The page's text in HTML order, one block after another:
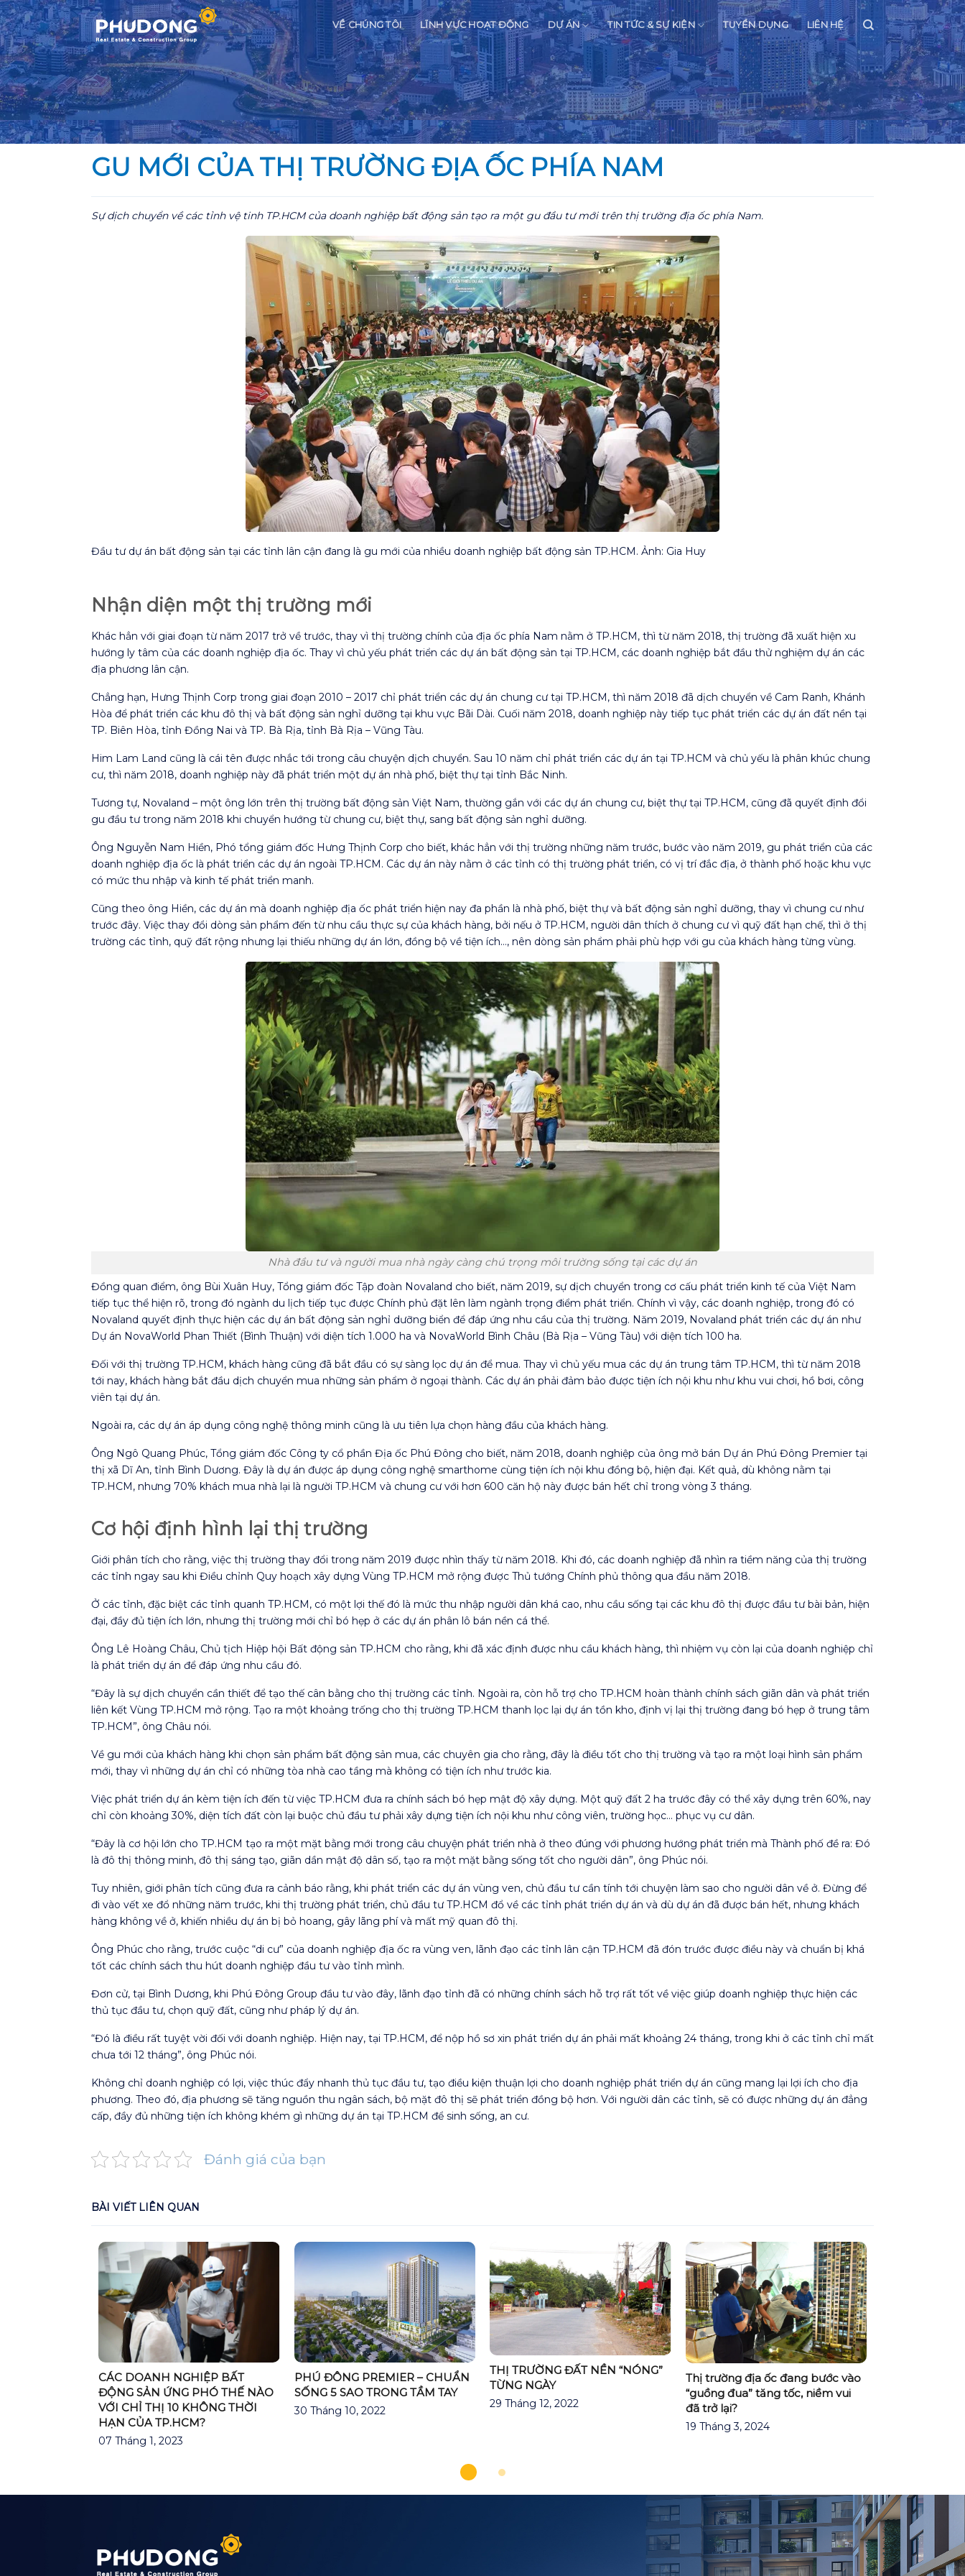
Skip
to
content
VỀ CHÚNG TÔI LĨNH VỰC HOẠT ĐỘNG DỰ ÁN TIN TỨC & SỰ KIỆN TUYỂN DỤNG LIÊN HỆ
GU MỚI CỦA THỊ TRƯỜNG ĐỊA ỐC PHÍA NAM
Sự dịch chuyển về các tỉnh vệ tinh TP.HCM của doanh nghiệp bất động sản tạo ra một gu đầu tư mới trên thị trường địa ốc phía Nam.
Đầu tư dự án bất động sản tại các tỉnh lân cận đang là gu mới của nhiều doanh nghiệp bất động sản TP.HCM. Ảnh: Gia Huy
Nhận diện một thị trường mới
Khác hẳn với giai đoạn từ năm 2017 trở về trước, thay vì thị trường chính của địa ốc phía Nam nằm ở TP.HCM, thì từ năm 2018, thị trường đã xuất hiện xu
hướng ly tâm của các doanh nghiệp địa ốc. Thay vì chủ yếu phát triển các dự án bất động sản tại TP.HCM, các doanh nghiệp bắt đầu thử nghiệm dự án các
địa phương lân cận.
Chẳng hạn, Hưng Thịnh Corp trong giai đoạn 2010 – 2017 chỉ phát triển các dự án chung cư tại TP.HCM, thì năm 2018 đã dịch chuyển về Cam Ranh, Khánh
Hòa để phát triển các khu đô thị và bất động sản nghỉ dưỡng tại khu vực Bãi Dài. Cuối năm 2018, doanh nghiệp này tiếp tục phát triển các dự án đất nền tại
TP. Biên Hòa, tỉnh Đồng Nai và TP. Bà Rịa, tỉnh Bà Rịa – Vũng Tàu.
Him Lam Land cũng là cái tên được nhắc tới trong câu chuyện dịch chuyển. Sau 10 năm chỉ phát triển các dự án tại TP.HCM và chủ yếu là phân khúc chung
cư, thì năm 2018, doanh nghiệp này đã phát triển một dự án nhà phố, biệt thự tại tỉnh Bắc Ninh.
Tương tự, Novaland – một ông lớn trên thị trường bất động sản Việt Nam, thường gắn với các dự án chung cư, biệt thự tại TP.HCM, cũng đã quyết định đổi
gu đầu tư trong năm 2018 khi chuyển hướng từ chung cư, biệt thự, sang bất động sản nghỉ dưỡng.
Ông Nguyễn Nam Hiền, Phó tổng giám đốc Hưng Thịnh Corp cho biết, khác hẳn với thị trường những năm trước, bước vào năm 2019, gu phát triển của các
doanh nghiệp địa ốc là phát triển các dự án ngoài TP.HCM. Các dự án này nằm ở các tỉnh có thị trường phát triển, có vị trí đắc địa, ở thành phố hoặc khu vực
có mức thu nhập và kinh tế phát triển manh.
Cũng theo ông Hiền, các dự án mà doanh nghiệp địa ốc phát triển hiện nay đa phần là nhà phố, biệt thự và bất động sản nghỉ dưỡng, thay vì chung cư như
trước đây. Việc thay đổi dòng sản phẩm đến từ nhu cầu thực sự của khách hàng, bởi nếu ở TP.HCM, người dân thích ở chung cư vì quỹ đất hạn chế, thì ở thị
trường các tỉnh, quỹ đất rộng nhưng lại thiếu những dự án lớn, đồng bộ về tiện ích…, nên dòng sản phẩm phải phù hợp với gu của khách hàng từng vùng.
Nhà đầu tư và người mua nhà ngày càng chú trọng môi trường sống tại các dự án
Đồng quan điểm, ông Bùi Xuân Huy, Tổng giám đốc Tập đoàn Novaland cho biết, năm 2019, sự dịch chuyển trong cơ cấu phát triển kinh tế của Việt Nam
tiếp tục thể hiện rõ, trong đó ngành du lịch tiếp tục được Chính phủ đặt lên làm ngành trọng điểm phát triển. Chính vì vậy, các doanh nghiệp, trong đó có
Novaland quyết định thực hiện các dự án bất động sản nghỉ dưỡng biển để đáp ứng nhu cầu của thị trường. Năm 2019, Novaland phát triển các dự án như
Dự án NovaWorld Phan Thiết (Bình Thuận) với diện tích 1.000 ha và NovaWorld Bình Châu (Bà Rịa – Vũng Tàu) với diện tích 100 ha.
Đối với thị trường TP.HCM, khách hàng cũng đã bắt đầu có sự sàng lọc dự án để mua. Thay vì chủ yếu mua các dự án trung tâm TP.HCM, thì từ năm 2018
tới nay, khách hàng bắt đầu dịch chuyển mua những sản phẩm ở ngoại thành. Các dự án phải đảm bảo được tiện ích nội khu như khu vui chơi, hồ bơi, công
viên tại dự án.
Ngoài ra, các dự án áp dụng công nghệ thông minh cũng là ưu tiên lựa chọn hàng đầu của khách hàng.
Ông Ngô Quang Phúc, Tổng giám đốc Công ty cổ phần Địa ốc Phú Đông cho biết, năm 2018, doanh nghiệp của ông mở bán Dự án Phú Đông Premier tại
thị xã Dĩ An, tỉnh Bình Dương. Đây là dự án được áp dụng công nghệ smarthome cùng tiện ích nội khu đồng bộ, hiện đại. Kết quả, dù không nằm tại
TP.HCM, nhưng 70% khách mua nhà lại là người TP.HCM và chung cư với hơn 600 căn hộ này được bán hết chỉ trong vòng 3 tháng.
Cơ hội định hình lại thị trường
Giới phân tích cho rằng, việc thị trường thay đổi trong năm 2019 được nhìn thấy từ năm 2018. Khi đó, các doanh nghiệp đã nhìn ra tiềm năng của thị trường
các tỉnh ngay sau khi Điều chỉnh Quy hoạch xây dựng Vùng TP.HCM mở rộng được Thủ tướng Chính phủ thông qua đầu năm 2018.
Ở các tỉnh, đặc biệt các tỉnh quanh TP.HCM, có một lợi thế đó là mức thu nhập người dân khá cao, nhu cầu sống tại các khu đô thị được đầu tư bài bản, hiện
đại, đầy đủ tiện ích lớn, nhưng thị trường mới chỉ bó hẹp ở các dự án phân lô bán nền cá thể.
Ông Lê Hoàng Châu, Chủ tịch Hiệp hội Bất động sản TP.HCM cho rằng, khi đã xác định được nhu cầu khách hàng, thì nhiệm vụ còn lại của doanh nghiệp chỉ
là phát triển dự án để đáp ứng nhu cầu đó.
“Đây là sự dịch chuyển cần thiết để tạo thế cân bằng cho thị trường các tỉnh. Ngoài ra, còn hỗ trợ cho TP.HCM hoàn thành chính sách giãn dân và phát triển
liên kết Vùng TP.HCM mở rộng. Tạo ra một khoảng trống cho thị trường TP.HCM thanh lọc lại dự án tồn kho, định vị lại thị trường đang bó hẹp ở trung tâm
TP.HCM”, ông Châu nói.
Về gu mới của khách hàng khi chọn sản phẩm bất động sản mua, các chuyên gia cho rằng, đây là điều tốt cho thị trường và tạo ra một loại hình sản phẩm
mới, thay vì những dự án chỉ có những tòa nhà cao tầng mà không có tiện ích như trước kia.
Việc phát triển dự án kèm tiện ích đến từ việc TP.HCM đưa ra chính sách bó hẹp mật độ xây dựng. Một quỹ đất 2 ha trước đây có thể xây dựng trên 60%, nay
chỉ còn khoảng 30%, diện tích đất còn lại buộc chủ đầu tư phải xây dựng tiện ích nội khu như công viên, trường học… phục vụ cư dân.
“Đây là cơ hội lớn cho TP.HCM tạo ra một mặt bằng mới trong câu chuyện phát triển nhà ở theo đúng với phương hướng phát triển mà Thành phố đề ra: Đó
là đô thị thông minh, đô thị sáng tạo, giãn dần mật độ dân số, tạo ra một mặt bằng sống tốt cho người dân”, ông Phúc nói.
Tuy nhiên, giới phân tích cũng đưa ra cảnh báo rằng, khi phát triển các dự án vùng ven, chủ đầu tư cần tính tới chuyện làm sao cho người dân về ở. Đừng để
đi vào vết xe đổ những năm trước, khi thị trường phát triển, chủ đầu tư TP.HCM đổ về các tỉnh phát triển dự án và dù dự án đã được bán hết, nhưng khách
hàng không về ở, khiến nhiều dự án bị bỏ hoang, gây lãng phí và mất mỹ quan đô thị.
Ông Phúc cho rằng, trước cuộc “di cư” của doanh nghiệp địa ốc ra vùng ven, lãnh đạo các tỉnh lân cận TP.HCM đã đón trước được điều này và chuẩn bị khá
tốt các chính sách thu hút doanh nghiệp đầu tư vào tỉnh mình.
Đơn cử, tại Bình Dương, khi Phú Đông Group đầu tư vào đây, lãnh đạo tỉnh đã có những chính sách hỗ trợ rất tốt về việc giúp doanh nghiệp thực hiện các
thủ tục đầu tư, chọn quỹ đất, cũng như pháp lý dự án.
“Đó là điều rất tuyệt vời đối với doanh nghiệp. Hiện nay, tại TP.HCM, để nộp hồ sơ xin phát triển dự án phải mất khoảng 24 tháng, trong khi ở các tỉnh chỉ mất
chưa tới 12 tháng”, ông Phúc nói.
Không chỉ doanh nghiệp có lợi, việc thúc đẩy nhanh thủ tục đầu tư, tạo điều kiện thuận lợi cho doanh nghiệp phát triển dự án cũng mang lại lợi ích cho địa
phương. Theo đó, địa phương sẽ tăng nguồn thu ngân sách, bộ mặt đô thị sẽ phát triển đồng bộ hơn. Với người dân các tỉnh, sẽ có được những dự án đẳng
cấp, đầy đủ những tiện ích không khém gì những dự án tại TP.HCM để sinh sống, an cư.
Đánh giá của bạn
BÀI VIẾT LIÊN QUAN
CÁC DOANH NGHIỆP BẤT
ĐỘNG SẢN ỨNG PHÓ THẾ NÀO
VỚI CHỈ THỊ 10 KHÔNG THỜI
HẠN CỦA TP.HCM?
07 Tháng 1, 2023
PHÚ ĐÔNG PREMIER – CHUẨN
SỐNG 5 SAO TRONG TẦM TAY
30 Tháng 10, 2022
THỊ TRƯỜNG ĐẤT NỀN “NÓNG”
TỪNG NGÀY
29 Tháng 12, 2022
Thị trường địa ốc đang bước vào
“guồng đua” tăng tốc, niềm vui
đã trở lại?
19 Tháng 3, 2024